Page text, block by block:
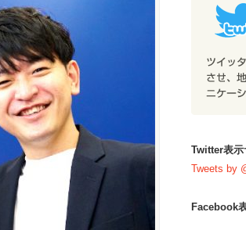
Twitter表示
Tweets by
Facebook